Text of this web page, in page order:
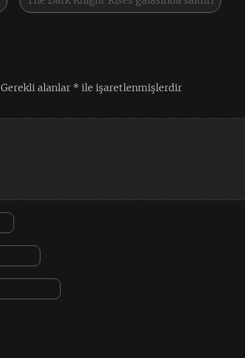
Gerekli alanlar * ile işaretlenmişlerdir